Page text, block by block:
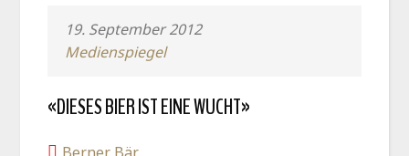
19. September 2012
Medienspiegel
«DIESES BIER IST EINE WUCHT»